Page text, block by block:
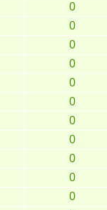
0
0
0
0
0
0
0
0
0
0
0